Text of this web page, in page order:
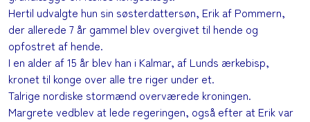
Hertil udvalgte hun sin søsterdattersøn, Erik af Pommern,
der allerede 7 år gammel blev overgivet til hende og
opfostret af hende.
I en alder af 15 år blev han i Kalmar, af Lunds ærkebisp,
kronet til konge over alle tre riger under et.
Talrige nordiske stormænd overværede kroningen.
Margrete vedblev at lede regeringen, også efter at Erik var